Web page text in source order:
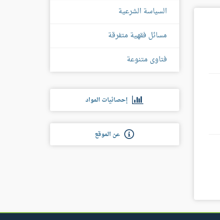
السياسة الشرعية
مسائل فقهية متفرقة
فتاوى متنوعة
إحصائيات المواد
عن الموقع